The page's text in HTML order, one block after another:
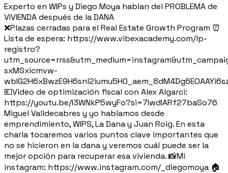
Experto en WIPs y Diego Moya hablan del PROBLEMA de
VIVIENDA después de la DANA
❌Plazas cerradas para el Real Estate Growth Program ⏰
Lista de espera: https://www.vibexacademy.com/lp-
registro?
sxMSxicmvw-
💶Video de optimización fiscal con Alex Algarci:
https://youtu.be/I3WNkP5wyFo?si=7IwdIARf27baSo76
Miguel Valldecabres y yo hablamos desde
emprendimiento, WIPS, La Dana y Juan Roig. En esta
charla tocaremos varios puntos clave importantes que
no se hicieron en la dana y veremos cuál puede ser la
mejor opción para recuperar esa vivienda. 📸Mi
instagram: https://www.instagram.com/_diegomoya 🏠